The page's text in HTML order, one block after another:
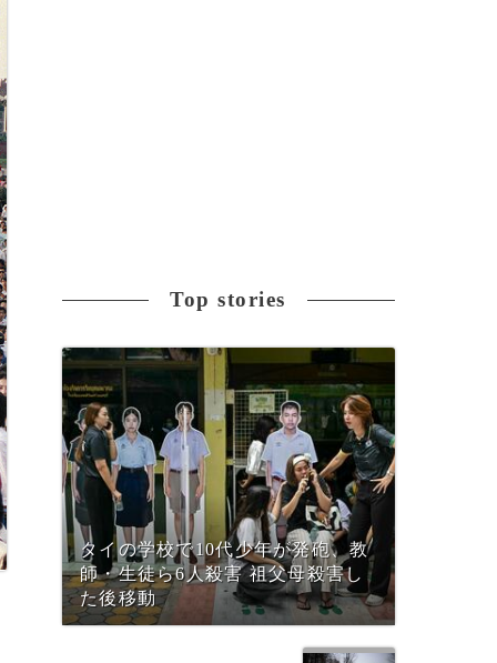
Top stories
タイの学校で10代少年が発砲、教
師・生徒ら6人殺害 祖父母殺害し
た後移動